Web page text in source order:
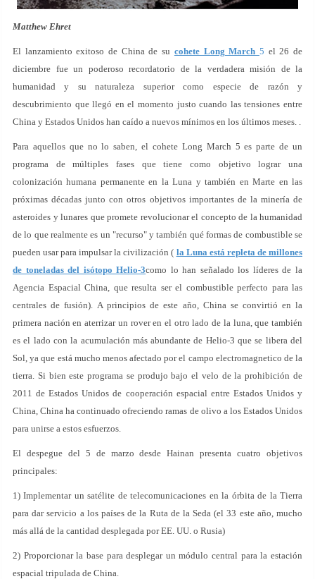
Matthew Ehret
El lanzamiento exitoso de China de su cohete Long March 5 el 26 de
diciembre fue un poderoso recordatorio de la verdadera misión de la
humanidad y su naturaleza superior como especie de razón y
descubrimiento que llegó en el momento justo cuando las tensiones entre
China y Estados Unidos han caído a nuevos mínimos en los últimos meses. .
Para aquellos que no lo saben, el cohete Long March 5 es parte de un
programa de múltiples fases que tiene como objetivo lograr una
colonización humana permanente en la Luna y también en Marte en las
próximas décadas junto con otros objetivos importantes de la minería de
asteroides y lunares que promete revolucionar el concepto de la humanidad
de lo que realmente es un "recurso" y también qué formas de combustible se
pueden usar para impulsar la civilización ( la Luna está repleta de millones
de toneladas del isótopo Helio-3como lo han señalado los líderes de la
Agencia Espacial China, que resulta ser el combustible perfecto para las
centrales de fusión). A principios de este año, China se convirtió en la
primera nación en aterrizar un rover en el otro lado de la luna, que también
es el lado con la acumulación más abundante de Helio-3 que se libera del
Sol, ya que está mucho menos afectado por el campo electromagnetico de la
tierra. Si bien este programa se produjo bajo el velo de la prohibición de
2011 de Estados Unidos de cooperación espacial entre Estados Unidos y
China, China ha continuado ofreciendo ramas de olivo a los Estados Unidos
para unirse a estos esfuerzos.
El despegue del 5 de marzo desde Hainan presenta cuatro objetivos
principales:
1) Implementar un satélite de telecomunicaciones en la órbita de la Tierra
para dar servicio a los países de la Ruta de la Seda (el 33 este año, mucho
más allá de la cantidad desplegada por EE. UU. o Rusia)
2) Proporcionar la base para desplegar un módulo central para la estación
espacial tripulada de China.